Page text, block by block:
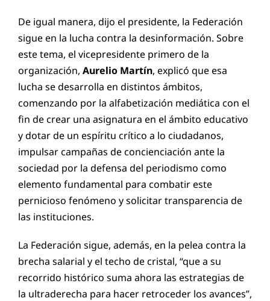
De igual manera, dijo el presidente, la Federación
sigue en la lucha contra la desinformación. Sobre
este tema, el vicepresidente primero de la
organización, Aurelio Martín, explicó que esa
lucha se desarrolla en distintos ámbitos,
comenzando por la alfabetización mediática con el
fin de crear una asignatura en el ámbito educativo
y dotar de un espíritu crítico a lo ciudadanos,
impulsar campañas de concienciación ante la
sociedad por la defensa del periodismo como
elemento fundamental para combatir este
pernicioso fenómeno y solicitar transparencia de
las instituciones.
La Federación sigue, además, en la pelea contra la
brecha salarial y el techo de cristal, “que a su
recorrido histórico suma ahora las estrategias de
la ultraderecha para hacer retroceder los avances”,